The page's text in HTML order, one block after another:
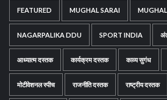
FEATURED MUGHAL SARAI
NAGARPALIKA DDU SPORT INDIA
आध्यात्म दस्तक कार्यक्रम दस्तक काव्य सुगंध
मोटीवेशनल स्पीच राजनीति दस्तक राष्ट्रीय दस्तक